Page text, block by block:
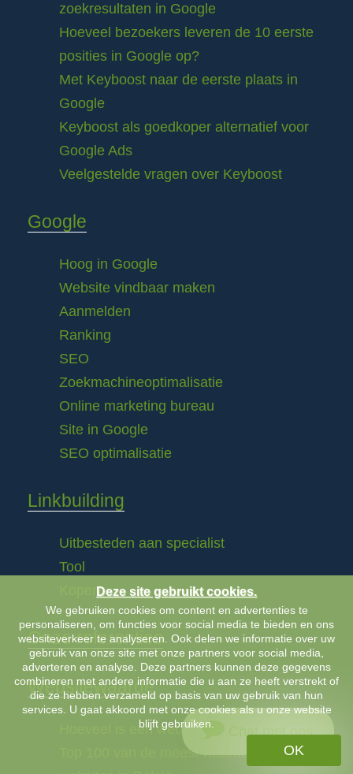
zoekresultaten in Google
Hoeveel bezoekers leveren de 10 eerste
posities in Google op?
Met Keyboost naar de eerste plaats in
Google
Keyboost als goedkoper alternatief voor
Google Ads
Veelgestelde vragen over Keyboost
Google
Hoog in Google
Website vindbaar maken
Aanmelden
Ranking
SEO
Zoekmachineoptimalisatie
Online marketing bureau
Site in Google
SEO optimalisatie
Linkbuilding
Uitbesteden aan specialist
Tool
Kopen
Onze referenties
Websitewaarde
Hoeveel is een website waard?
Top 100 van de meest waardevolle
Chat met ons
Deze site gebruikt cookies.
We gebruiken cookies om content en advertenties te
personaliseren, om functies voor social media te bieden en ons
websiteverkeer te analyseren. Ook delen we informatie over uw
gebruik van onze site met onze partners voor social media,
adverteren en analyse. Deze partners kunnen deze gegevens
combineren met andere informatie die u aan ze heeft verstrekt of
die ze hebben verzameld op basis van uw gebruik van hun
services. U gaat akkoord met onze cookies als u onze website
blijft gebruiken.
OK